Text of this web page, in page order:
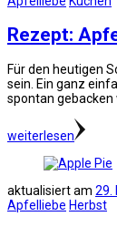
Rezept:
Für den heutigen
sein. Ein ganz
spontan gebacken
weiterlesen
aktualisiert am 29.
Apfelliebe Herbst